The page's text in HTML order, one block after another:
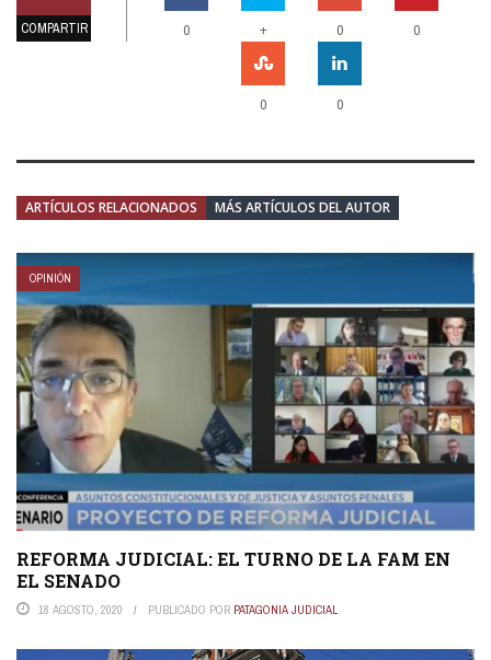
COMPARTIR 0 + 0 0
0 0
ARTÍCULOS RELACIONADOS MÁS ARTÍCULOS DEL AUTOR
OPINIÓN
REFORMA JUDICIAL: EL TURNO DE LA FAM EN
EL SENADO
18 AGOSTO, 2020 PUBLICADO POR PATAGONIA JUDICIAL